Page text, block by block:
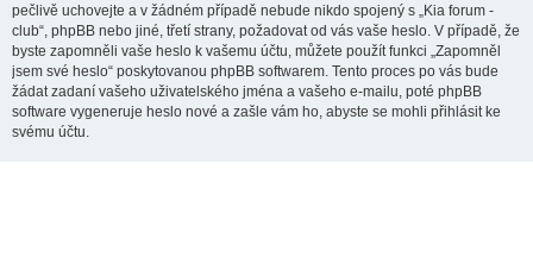
pečlivě uchovejte a v žádném případě nebude nikdo spojený s „Kia forum -
club“, phpBB nebo jiné, třetí strany, požadovat od vás vaše heslo. V případě, že
byste zapomněli vaše heslo k vašemu účtu, můžete použít funkci „Zapomněl
jsem své heslo“ poskytovanou phpBB softwarem. Tento proces po vás bude
žádat zadaní vašeho uživatelského jména a vašeho e-mailu, poté phpBB
software vygeneruje heslo nové a zašle vám ho, abyste se mohli přihlásit ke
svému účtu.